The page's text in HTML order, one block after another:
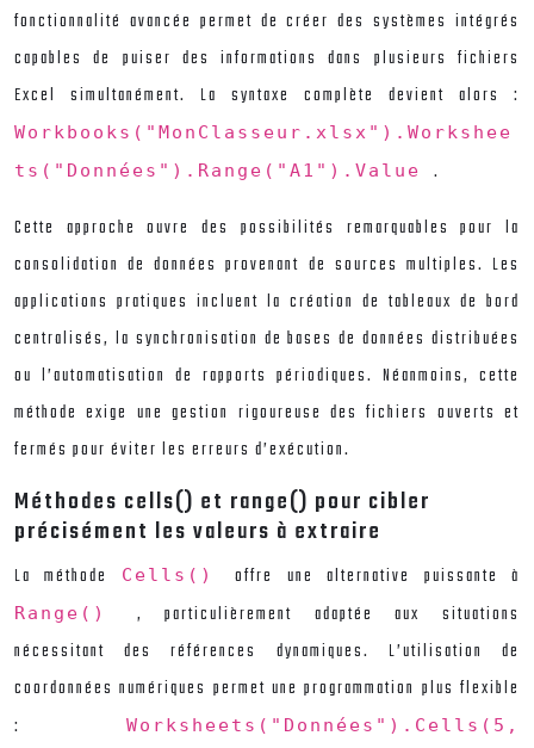
fonctionnalité avancée permet de créer des systèmes intégrés
capables de puiser des informations dans plusieurs fichiers
Excel simultanément. La syntaxe complète devient alors :
Workbooks("MonClasseur.xlsx").Workshee
ts("Données").Range("A1").Value .
Cette approche ouvre des possibilités remarquables pour la
consolidation de données provenant de sources multiples. Les
applications pratiques incluent la création de tableaux de bord
centralisés, la synchronisation de bases de données distribuées
ou l’automatisation de rapports périodiques. Néanmoins, cette
méthode exige une gestion rigoureuse des fichiers ouverts et
fermés pour éviter les erreurs d’exécution.
Méthodes cells() et range() pour cibler
précisément les valeurs à extraire
La méthode Cells()offre une alternative puissante à
Range() , particulièrement adaptée aux situations
nécessitant des références dynamiques. L’utilisation de
coordonnées numériques permet une programmation plus flexible
:
Worksheets("Données").Cells(5,